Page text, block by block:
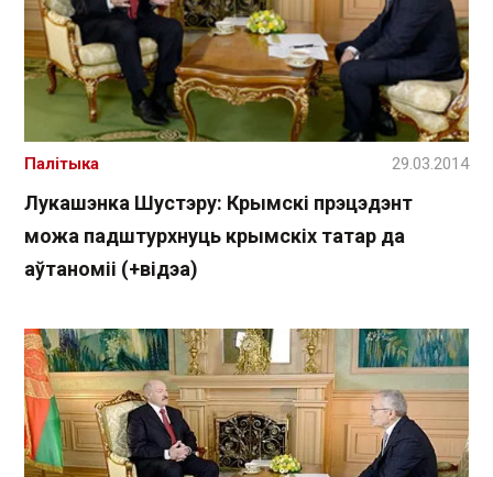
Лукашэнка Шустэру: Крымскі прэцэдэнт
можа падштурхнуць крымскіх татар да
аўтаноміі (+відэа)
Палітыка 29.03.2014